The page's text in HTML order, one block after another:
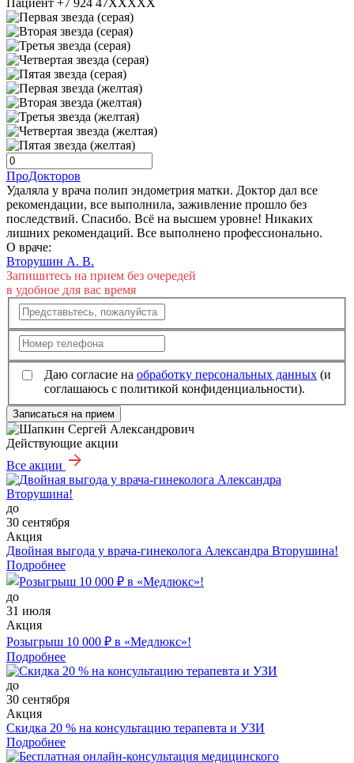
Пациент +7 924 47XXXXX
ПроДокторов
Удаляла у врача полип эндометрия матки. Доктор дал все
рекомендации, все выполнила, заживление прошло без
последствий. Спасибо. Всё на высшем уровне! Никаких
лишних рекомендаций. Все выполнено профессионально.
О враче:
Вторушин А. В.
Запишитесь на прием без очередей
в удобное для вас время
Даю согласие на обработку персональных данных (и
соглашаюсь с политикой конфиденциальности).
Записаться на прием
Действующие акции
Все акции
до
30 сентября
Акция
Двойная выгода у врача‑гинеколога Александра Вторушина!
Подробнее
до
31 июля
Акция
Розыгрыш 10 000 ₽ в «Медлюкс»!
Подробнее
до
30 сентября
Акция
Скидка 20 % на консультацию терапевта и УЗИ
Подробнее